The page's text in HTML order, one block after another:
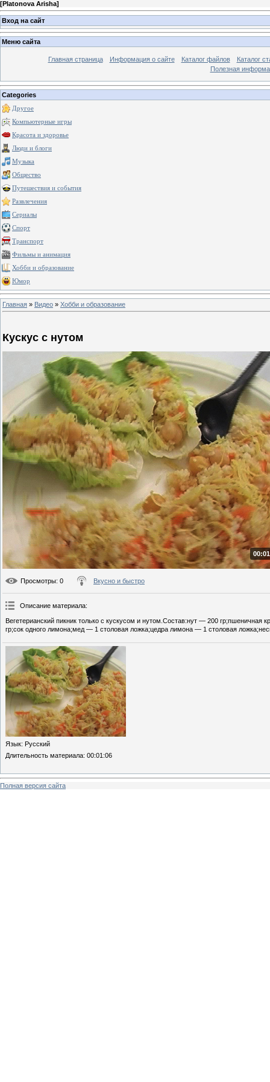
[Platonova Arisha]
Вход на сайт
Меню сайта
Главная страница Информация о сайте Каталог файлов
Каталог
Полезная
Categories
Другое
Компьютерные игры
Красота и здоровье
Люди и блоги
Музыка
Общество
Путешествия и события
Развлечения
Сериалы
Спорт
Транспорт
Фильмы и анимация
Хобби и образование
Юмор
Главная » Видео » Хобби и образование
Кускус с нутом
Просмотры: 0 Вкусно и быстро
Описание материала:
Вегетерианский пикник только с кускусом и нутом.Состав:нут — 200
гр;сок одного лимона;мед — 1 столовая ложка;цедра лимона — 1 столовая
Язык: Русский
Длительность материала: 00:01:06
Полная версия сайта